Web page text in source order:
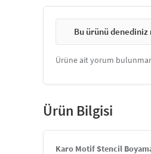
Bu ürünü
Ürüne ait yorum
Ürün Bilgisi
Karo Motif Stencil